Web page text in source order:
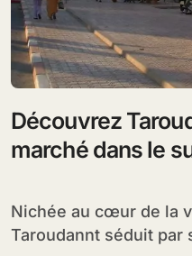
Découvrez
marché dans le
Nichée au cœur de la vallée du Souss,
Taroudannt séduit par